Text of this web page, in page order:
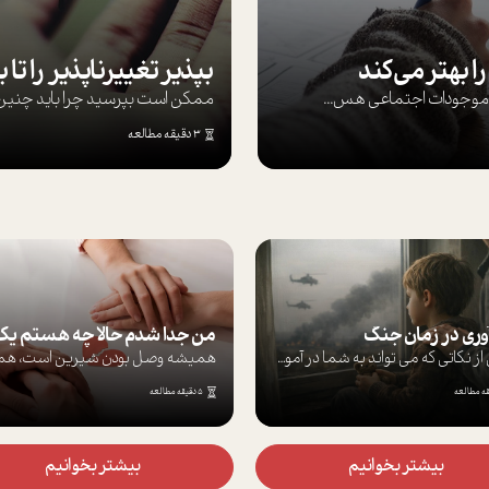
بهتر می‌کند
موجودات اجتماعی هس... ممکن است بپرسيد چرا بايد چنين
3 دقیقه مطالعه
در زمان جنگ
برخی از نکاتی که می تواند به شما در آموز...
بیشتر بخوانیم
5 دقیقه مطالعه
بیشتر بخوانیم